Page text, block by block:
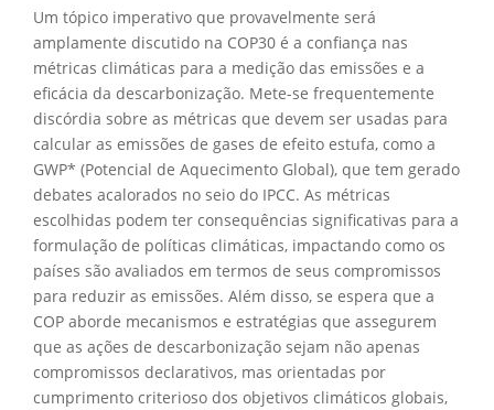
Um tópico imperativo que provavelmente será
amplamente discutido na COP30 é a confiança nas
métricas climáticas para a medição das emissões e a
eficácia da descarbonização. Mete-se frequentemente
discórdia sobre as métricas que devem ser usadas para
calcular as emissões de gases de efeito estufa, como a
GWP* (Potencial de Aquecimento Global), que tem gerado
debates acalorados no seio do IPCC. As métricas
escolhidas podem ter consequências significativas para a
formulação de políticas climáticas, impactando como os
países são avaliados em termos de seus compromissos
para reduzir as emissões. Além disso, se espera que a
COP aborde mecanismos e estratégias que assegurem
que as ações de descarbonização sejam não apenas
compromissos declarativos, mas orientadas por
cumprimento criterioso dos objetivos climáticos globais,